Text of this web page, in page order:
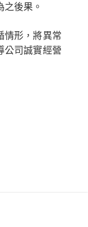
後果。
情形，將異常
公司誠實經營